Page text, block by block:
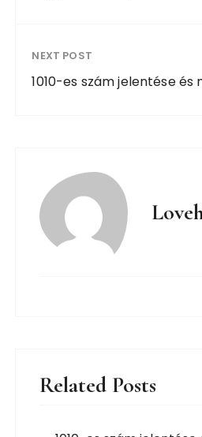
NEXT POST
1010-es szám jelentése
Related Posts